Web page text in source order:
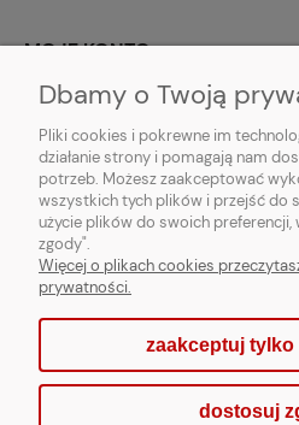
MOJE KONTO
PARTNERZY
Dbamy o Twoją
Pliki cookies i pokrewne im
działanie strony i pomagają nam
potrzeb. Możesz zaakceptować
wszystkich tych plików i przejść do
użycie plików do swoich
zgody".
Więcej o plikach cookies
prywatności.
zaakceptuj tylko
dostosuj